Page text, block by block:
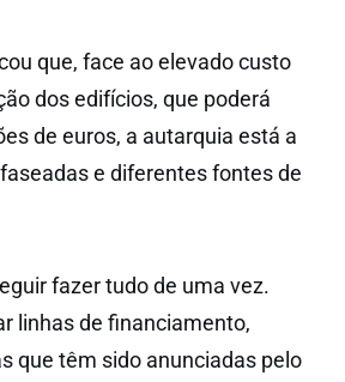
que, face ao elevado custo
dos edifícios, que poderá
de euros, a autarquia está a
e diferentes fontes de
fazer tudo de uma vez.
linhas de financiamento,
que têm sido anunciadas pelo